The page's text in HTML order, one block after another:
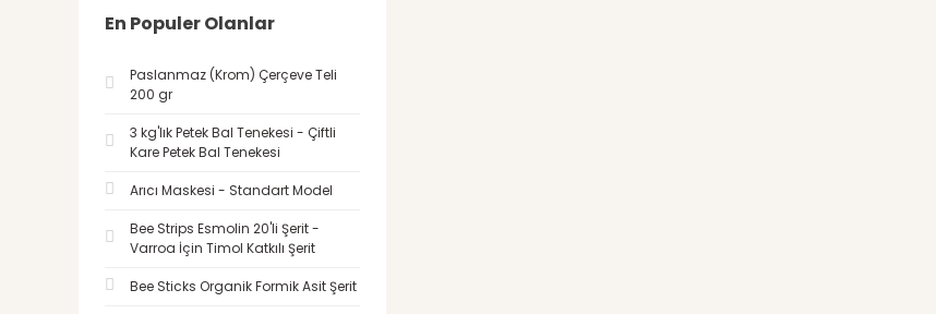
En Populer Olanlar
Paslanmaz (Krom) Çerçeve Teli
200 gr
3 kg'lık Petek Bal Tenekesi - Çiftli
Kare Petek Bal Tenekesi
Arıcı Maskesi - Standart Model
Bee Strips Esmolin 20'li Şerit -
Varroa İçin Timol Katkılı Şerit
Bee Sticks Organik Formik Asit Şerit